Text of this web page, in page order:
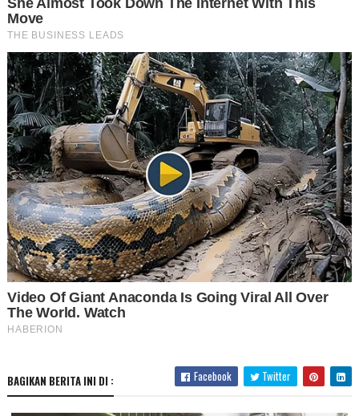
BAGIKAN BERITA INI DI : Facebook Twitter